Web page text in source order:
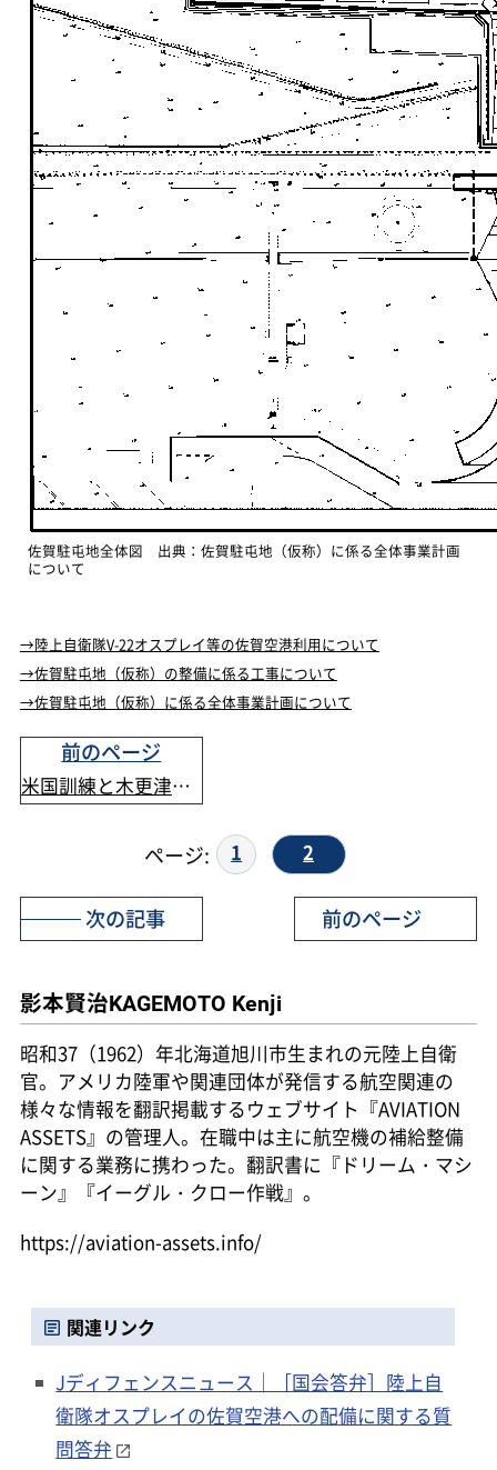
佐賀駐屯地全体図 出典：佐賀駐屯地（仮称）に係る全体事業計画
について
→陸上自衛隊V-22オスプレイ等の佐賀空港利用について
→佐賀駐屯地（仮称）の整備に係る工事について
→佐賀駐屯地（仮称）に係る全体事業計画について
前のページ
米国訓練と木更津暫定配備
1 2
前のページ
次の記事
影本賢治KAGEMOTO Kenji
昭和37（1962）年北海道旭川市生まれの元陸上自衛
官。アメリカ陸軍や関連団体が発信する航空関連の
様々な情報を翻訳掲載するウェブサイト『AVIATION
ASSETS』の管理人。在職中は主に航空機の補給整備
に関する業務に携わった。翻訳書に『ドリーム・マシ
ーン』『イーグル・クロー作戦』。
https://aviation-assets.info/
関連リンク
Jディフェンスニュース｜［国会答弁］陸上自
衛隊オスプレイの佐賀空港への配備に関する質
問答弁